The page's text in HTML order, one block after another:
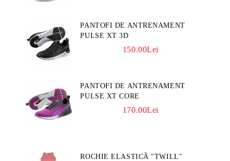
PANTOFI DE ANTRENAMENT
PULSE XT 3D
150.00Lei
PANTOFI DE ANTRENAMENT
PULSE XT CORE
170.00Lei
ROCHIE ELASTICĂ "TWILL"